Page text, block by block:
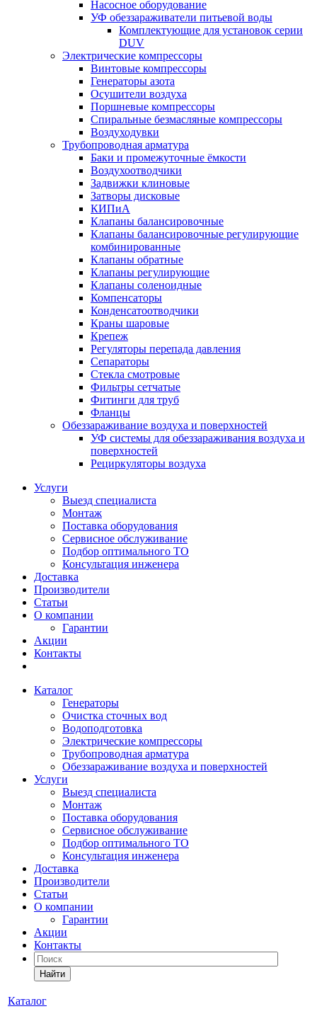
Насосное оборудование
УФ обеззараживатели питьевой воды
Комплектующие для установок серии
DUV
Электрические компрессоры
Винтовые компрессоры
Генераторы азота
Осушители воздуха
Поршневые компрессоры
Спиральные безмасляные компрессоры
Воздуходувки
Трубопроводная арматура
Баки и промежуточные ёмкости
Воздухоотводчики
Задвижки клиновые
Затворы дисковые
КИПиА
Клапаны балансировочные
Клапаны балансировочные регулирующие
комбинированные
Клапаны обратные
Клапаны регулирующие
Клапаны соленоидные
Компенсаторы
Конденсатоотводчики
Краны шаровые
Крепеж
Регуляторы перепада давления
Сепараторы
Стекла смотровые
Фильтры сетчатые
Фитинги для труб
Фланцы
Обеззараживание воздуха и поверхностей
УФ системы для обеззараживания воздуха и
поверхностей
Рециркуляторы воздуха
Услуги
Выезд специалиста
Монтаж
Поставка оборудования
Сервисное обслуживание
Подбор оптимального ТО
Консультация инженера
Доставка
Производители
Статьи
О компании
Гарантии
Акции
Контакты
Каталог
Генераторы
Очистка сточных вод
Водоподготовка
Электрические компрессоры
Трубопроводная арматура
Обеззараживание воздуха и поверхностей
Услуги
Выезд специалиста
Монтаж
Поставка оборудования
Сервисное обслуживание
Подбор оптимального ТО
Консультация инженера
Доставка
Производители
Статьи
О компании
Гарантии
Акции
Контакты
Найти
Каталог